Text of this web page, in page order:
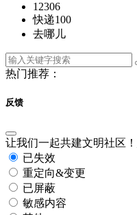
12306
快递100
去哪儿
热门推荐：
反馈
让我们一起共建文明社区
已失效
重定向&变更
已屏蔽
敏感内容